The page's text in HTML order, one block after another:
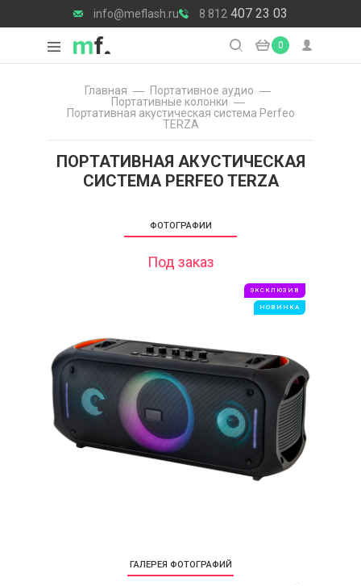
info@meflash.ru 8 812 407 23 03
0
Главная
Портативное аудио
Портативные колонки
Портативная акустическая система Perfeo
TERZA
ПОРТАТИВНАЯ АКУСТИЧЕСКАЯ
СИСТЕМА PERFEO TERZA
ФОТОГРАФИИ
Под заказ
ЭКСКЛЮЗИВ
НОВИНКА
ГАЛЕРЕЯ ФОТОГРАФИЙ